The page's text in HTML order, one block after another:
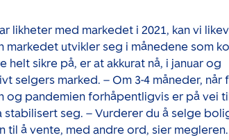
likheter med markedet i 2021, kan vi
utvikler seg i månedene som
helt sikre på, er at akkurat nå, i januar og
selgers marked. – Om 3-4 måneder, når
og pandemien forhåpentligvis er på vei
stabilisert seg. – Vurderer du å selge
til å vente, med andre ord, sier megleren.